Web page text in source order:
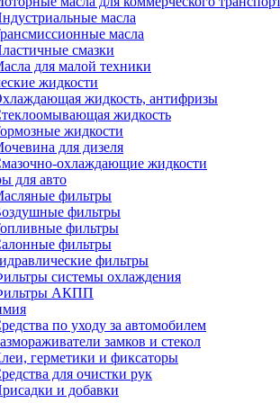
масла
масла
смазки
для малой техники
жидкости
жидкость, антифризы
жидкость
жидкости
для дизеля
охлаждающие жидкости
для авто
фильтры
фильтры
фильтры
фильтры
фильтры
системы охлаждения
АКПП
по уходу за автомобилем
замков и стекол
герметики и фиксаторы
для очистки рук
и добавки